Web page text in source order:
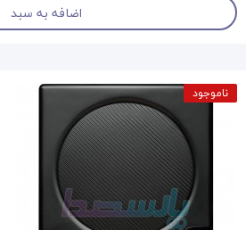
اضافه به سبد
ناموجود